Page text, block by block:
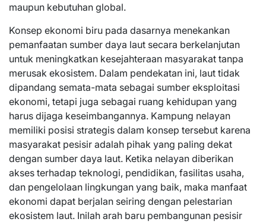
maupun kebutuhan global.
Konsep ekonomi biru pada dasarnya menekankan
pemanfaatan sumber daya laut secara berkelanjutan
untuk meningkatkan kesejahteraan masyarakat tanpa
merusak ekosistem. Dalam pendekatan ini, laut tidak
dipandang semata-mata sebagai sumber eksploitasi
ekonomi, tetapi juga sebagai ruang kehidupan yang
harus dijaga keseimbangannya. Kampung nelayan
memiliki posisi strategis dalam konsep tersebut karena
masyarakat pesisir adalah pihak yang paling dekat
dengan sumber daya laut. Ketika nelayan diberikan
akses terhadap teknologi, pendidikan, fasilitas usaha,
dan pengelolaan lingkungan yang baik, maka manfaat
ekonomi dapat berjalan seiring dengan pelestarian
ekosistem laut. Inilah arah baru pembangunan pesisir